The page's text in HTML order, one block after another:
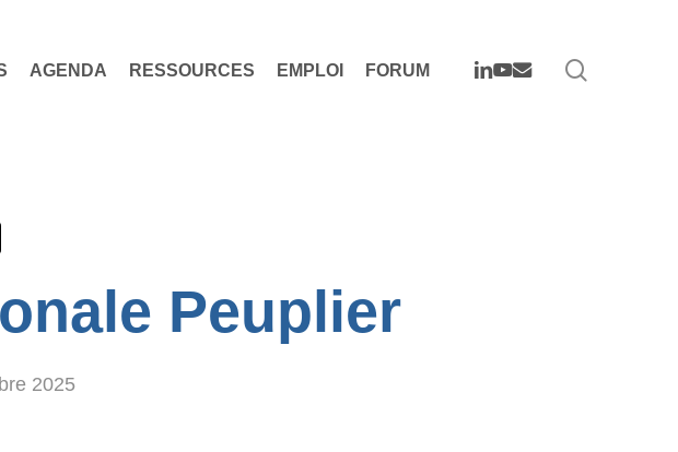
AGENDA RESSOURCES EMPLOI FORUM LINKEDIN
YOUTUBE
EMAIL
Peuplier
2025